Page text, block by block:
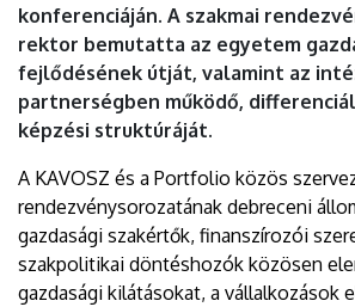
konferenciáján. A szakmai
rektor bemutatta az egyetem
fejlődésének útját, valamint az
partnerségben működő,
képzési struktúráját.
A KAVOSZ és a Portfolio közös
rendezvénysorozatának debreceni
gazdasági szakértők, finanszírozói
szakpolitikai döntéshozók közösen
gazdasági kilátásokat, a vállalkozások